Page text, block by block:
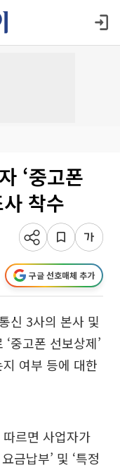
‘중고폰
착수
구글 선호매체 추가
신 3사의 본사 및
중고폰 선보상제’
여부 등에 대한
르면 사업자가
금납부’ 및 ‘특정